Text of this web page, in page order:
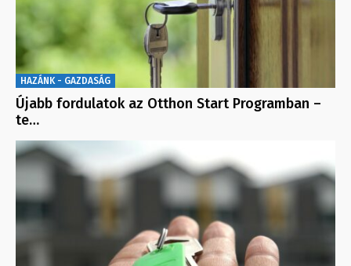
HAZÁNK - GAZDASÁG
Újabb fordulatok az Otthon Start Programban –
te…